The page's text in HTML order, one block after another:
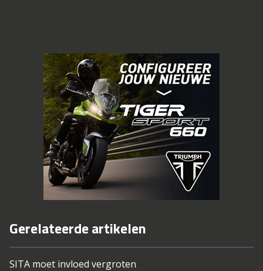
Gerelateerde artikelen
SITA moet invloed vergroten